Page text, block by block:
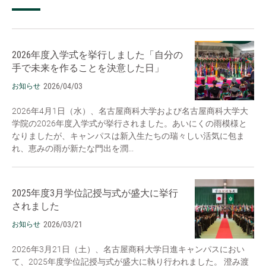
2026年度入学式を挙行しました「自分の
手で未来を作ることを決意した日」
お知らせ 2026/04/03
2026年4月1日（水）、名古屋商科大学および名古屋商科大学大
学院の2026年度入学式が挙行されました。あいにくの雨模様と
なりましたが、キャンパスは新入生たちの瑞々しい活気に包ま
れ、恵みの雨が新たな門出を潤...
2025年度3月学位記授与式が盛大に挙行
されました
お知らせ 2026/03/21
2026年3月21日（土）、名古屋商科大学日進キャンパスにおい
て、2025年度学位記授与式が盛大に執り行われました。 澄み渡